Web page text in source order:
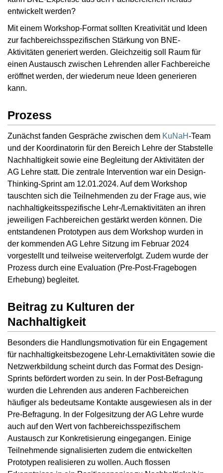
entwickelt werden?
Mit einem Workshop-Format sollten Kreativität und Ideen
zur fachbereichsspezifischen Stärkung von BNE-
Aktivitäten generiert werden. Gleichzeitig soll Raum für
einen Austausch zwischen Lehrenden aller Fachbereiche
eröffnet werden, der wiederum neue Ideen generieren
kann.
Prozess
Zunächst fanden Gespräche zwischen dem KuNaH-Team
und der Koordinatorin für den Bereich Lehre der Stabstelle
Nachhaltigkeit sowie eine Begleitung der Aktivitäten der
AG Lehre statt. Die zentrale Intervention war ein Design-
Thinking-Sprint am 12.01.2024. Auf dem Workshop
tauschten sich die Teilnehmenden zu der Frage aus, wie
nachhaltigkeitsspezifische Lehr-/Lernaktivitäten an ihren
jeweiligen Fachbereichen gestärkt werden können. Die
entstandenen Prototypen aus dem Workshop wurden in
der kommenden AG Lehre Sitzung im Februar 2024
vorgestellt und teilweise weiterverfolgt. Zudem wurde der
Prozess durch eine Evaluation (Pre-Post-Fragebogen
Erhebung) begleitet.
Beitrag zu Kulturen der
Nachhaltigkeit
Besonders die Handlungsmotivation für ein Engagement
für nachhaltigkeitsbezogene Lehr-Lernaktivitäten sowie die
Netzwerkbildung scheint durch das Format des Design-
Sprints befördert worden zu sein. In der Post-Befragung
wurden die Lehrenden aus anderen Fachbereichen
häufiger als bedeutsame Kontakte ausgewiesen als in der
Pre-Befragung. In der Folgesitzung der AG Lehre wurde
auch auf den Wert von fachbereichsspezifischem
Austausch zur Konkretisierung eingegangen. Einige
Teilnehmende signalisierten zudem die entwickelten
Prototypen realisieren zu wollen. Auch flossen